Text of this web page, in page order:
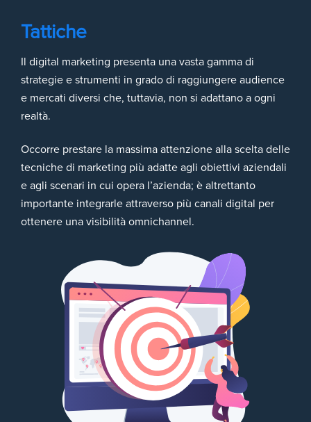
Tattiche
Il digital marketing presenta una vasta gamma di
strategie e strumenti in grado di raggiungere audience
e mercati diversi che, tuttavia, non si adattano a ogni
realtà.
Occorre prestare la massima attenzione alla scelta delle
tecniche di marketing più adatte agli obiettivi aziendali
e agli scenari in cui opera l’azienda; è altrettanto
importante integrarle attraverso più canali digital per
ottenere una visibilità omnichannel.